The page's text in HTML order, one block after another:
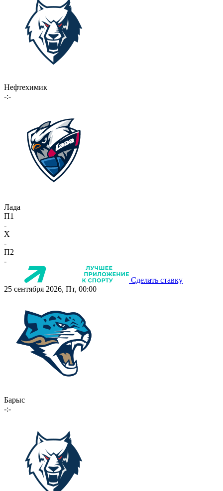
Нефтехимик
-:-
Лада
П1
-
X
-
П2
-
Сделать ставку
25 сентября 2026, Пт, 00:00
Барыс
-:-